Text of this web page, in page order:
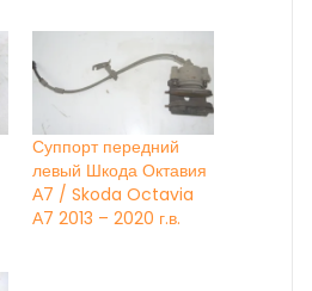
Суппорт передний
левый Шкода Октавия
А7 / Skoda Octavia
А7 2013 – 2020 г.в.